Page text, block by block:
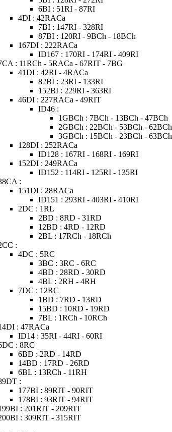
6BI : 51RI - 87RI
4DI : 42RACa
7BI : 147RI - 328RI
87BI : 120RI - 9BCh - 18BCh
167DI : 222RACa
ID167 : 170RI - 174RI - 409RI
: 11RCh - 5RACa - 67RIT - 7BG
41DI : 42RI - 4RACa
82BI : 23RI - 133RI
152BI : 229RI - 363RI
46DI : 227RACa - 49RIT
ID46 :
1GBCh : 7BCh - 13BCh - 47BCh
2GBCh : 22BCh - 53BCh - 62BCh
3GBCh : 15BCh - 23BCh - 63BCh
128DI : 252RACa
ID128 : 167RI - 168RI - 169RI
152DI : 249RACa
ID152 : 114RI - 125RI - 135RI
:
151DI : 28RACa
ID151 : 293RI - 403RI - 410RI
2DC : 1RL
2BD : 8RD - 31RD
12BD : 4RD - 12RD
2BL : 17RCh - 18RCh
:
4DC : 5RC
3BC : 3RC - 6RC
4BD : 28RD - 30RD
4BL : 2RH - 4RH
7DC : 12RC
1BD : 7RD - 13RD
15BD : 10RD - 19RD
7BL : 1RCh - 10RCh
: 47RACa
ID14 : 35RI - 44RI - 60RI
: 8RC
6BD : 2RD - 14RD
14BD : 17RD - 26RD
6BL : 13RCh - 11RH
:
177BI : 89RIT - 90RIT
178BI : 93RIT - 94RIT
: 201RIT - 209RIT
: 309RIT - 315RIT